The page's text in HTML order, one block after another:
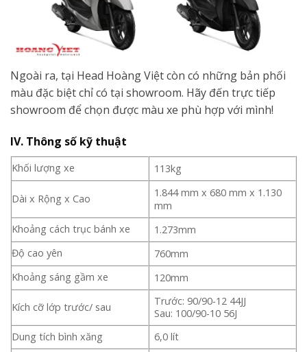
Ngoài ra, tại Head Hoàng Việt còn có những bản phối
màu đặc biệt chỉ có tại showroom. Hãy đến trực tiếp
showroom để chọn được màu xe phù hợp với mình!
IV. Thông số kỹ thuật
Khối lượng xe 113kg
Dài x Rộng x Cao
1.844 mm x 680 mm x 1.130
mm
Khoảng cách trục bánh xe
1.273mm
Độ cao yên
760mm
Khoảng sáng gầm xe
120mm
Kích cỡ lớp trước/ sau
Trước: 90/90-12 44JJ
Sau: 100/90-10 56J
Dung tích bình xăng
6,0 lít